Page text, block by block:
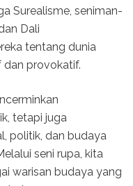
Surealisme, seniman-
Dali
tentang dunia
dan provokatif.
tetapi juga
politik, dan budaya
seni rupa, kita
warisan budaya yang